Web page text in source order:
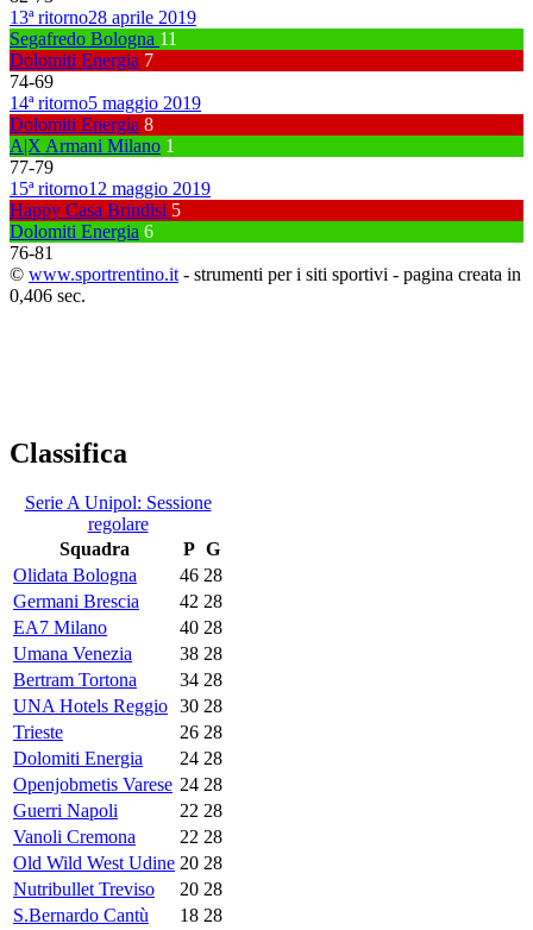
13ª ritorno28 aprile 2019
Segafredo Bologna 11
Dolomiti Energia 7
74-69
14ª ritorno5 maggio 2019
Dolomiti Energia 8
A|X Armani Milano 1
77-79
15ª ritorno12 maggio 2019
Happy Casa Brindisi 5
Dolomiti Energia 6
76-81
© www.sportrentino.it - strumenti per i siti sportivi - pagina creata in
0,406 sec.
Classifica
Serie A Unipol: Sessione
regolare
Squadra
P G
Olidata Bologna
46 28
Germani Brescia
42 28
EA7 Milano
40 28
Umana Venezia
38 28
Bertram Tortona
34 28
UNA Hotels Reggio 30 28
Trieste
26 28
Dolomiti Energia
24 28
Openjobmetis Varese 24 28
Guerri Napoli
22 28
Vanoli Cremona
22 28
Old Wild West Udine 20 28
Nutribullet Treviso
20 28
S.Bernardo Cantù
18 28